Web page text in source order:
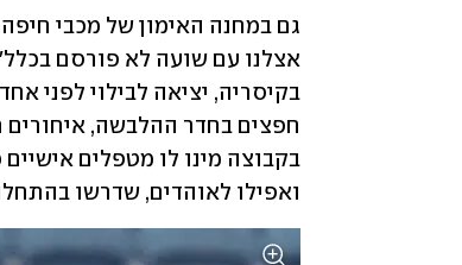
ואפילו לאוהדים, שדרשו